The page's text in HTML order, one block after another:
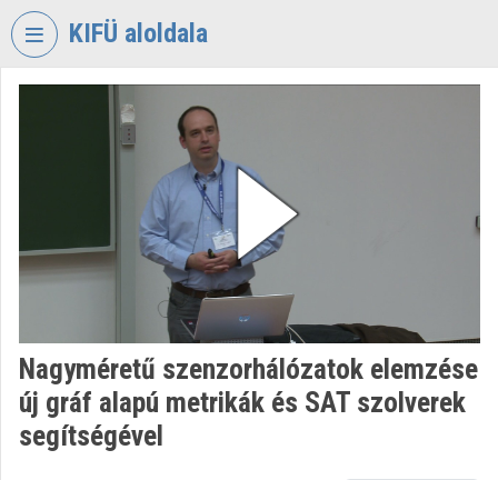
Fejléc kihagyása
KIFÜ aloldala
TORIUM
Intézményi kezdőlap
Intézményi felfedezés
Kategóriák
Nagyméretű szenzorhálózatok elemzése
új gráf alapú metrikák és SAT szolverek
segítségével